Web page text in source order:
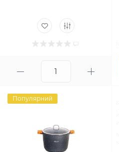
Популярний